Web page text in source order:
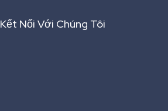
Kết Nối Với Chúng Tôi